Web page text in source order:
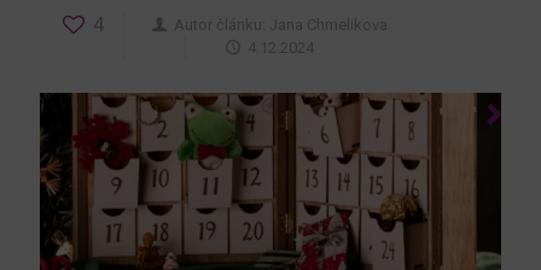
4 Autor článku: Jana Chmelikova
4.12.2024